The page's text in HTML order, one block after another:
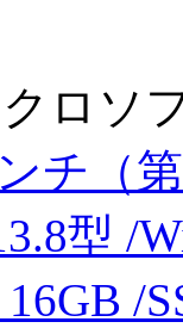
ロソ
チ（
型 /
/